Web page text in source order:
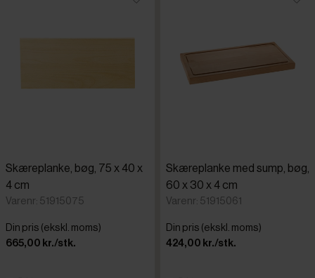
Skæreplanke, bøg, 75 x 40 x
4 cm
Varenr: 51915075
Din pris (ekskl. moms)
665,00 kr./stk.
Skæreplanke med sump, bøg,
60 x 30 x 4 cm
Varenr: 51915061
Din pris (ekskl. moms)
424,00 kr./stk.